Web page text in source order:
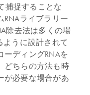
捕捉することな
RNAライブラリー
除去法は多くの場
ように設計されて
ディングRNAを
どちらの方法も時
が必要な場合があ